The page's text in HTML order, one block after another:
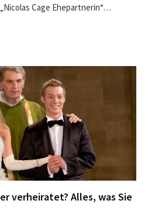
Cage Ehepartnerin“…
verheiratet? Alles, was Sie